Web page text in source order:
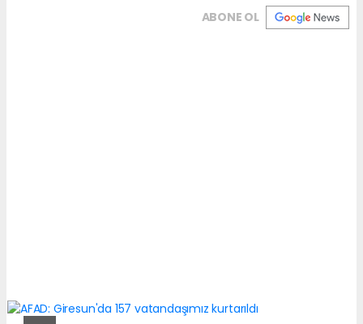
ABONE OL